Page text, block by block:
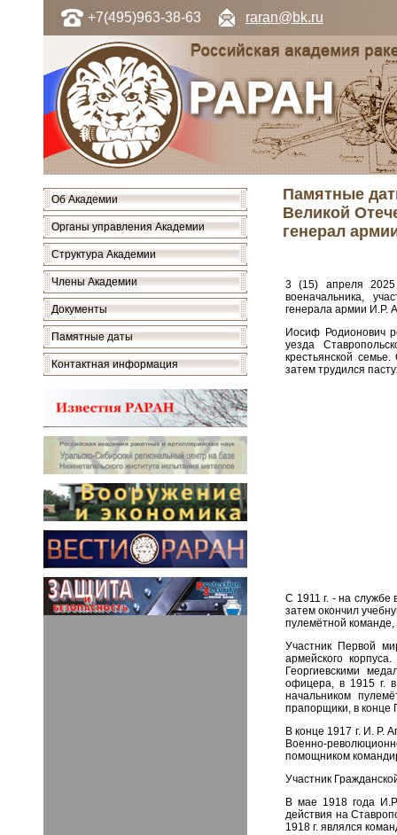
+7(495)963-38-63 raran@bk.ru
Об Академии
Органы управления Академии
Структура Академии
Члены Академии
Документы
Памятные даты
Контактная информация
Памятные
Великой
генерал
3 (15) апреля 2025
военачальника,
генерала армии И.Р.
Иосиф Родионович
уезда
крестьянской
затем трудился
С 1911 г. - на службе
затем окончил
пулемётной
Участник Первой
армейского
Георгиевскими
офицера, в 1915 г.
начальником
прапорщики, в конце
В конце 1917 г. И. Р.
Военно-
помощником
Участник
В мае 1918 года
действия на
1918 г. являлся